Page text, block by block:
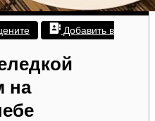
Добавить в
на